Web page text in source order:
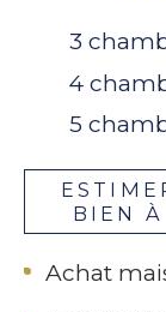
3
4
5
BIEN À
Achat